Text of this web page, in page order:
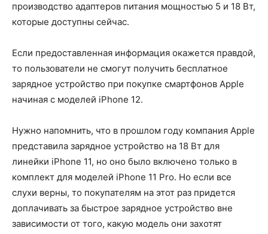
производство адаптеров питания мощностью 5 и 18 Вт,
которые доступны сейчас.
Если предоставленная информация окажется правдой,
то пользователи не смогут получить бесплатное
зарядное устройство при покупке смартфонов Apple
начиная с моделей iPhone 12.
Нужно напомнить, что в прошлом году компания Apple
представила зарядное устройство на 18 Вт для
линейки iPhone 11, но оно было включено только в
комплект для моделей iPhone 11 Pro. Но если все
слухи верны, то покупателям на этот раз придется
доплачивать за быстрое зарядное устройство вне
зависимости от того, какую модель они захотят